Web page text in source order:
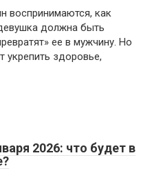
воспринимаются, как
должна быть
ее в мужчину. Но
здоровье,
2026: что будет в